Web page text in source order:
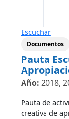
Escuchar
Documentos
Pauta
Año: 2018,
Pauta de
creativa de